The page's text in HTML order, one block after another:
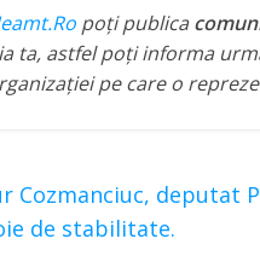
poți publica
ta, astfel poți informa
pe care o
Cozmanciuc, deputat
de stabilitate.